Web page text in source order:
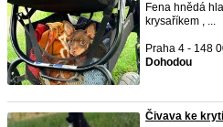
Fena hnědá
krysaříkem , ...
Praha 4 - 148
Dohodou
Čivava ke